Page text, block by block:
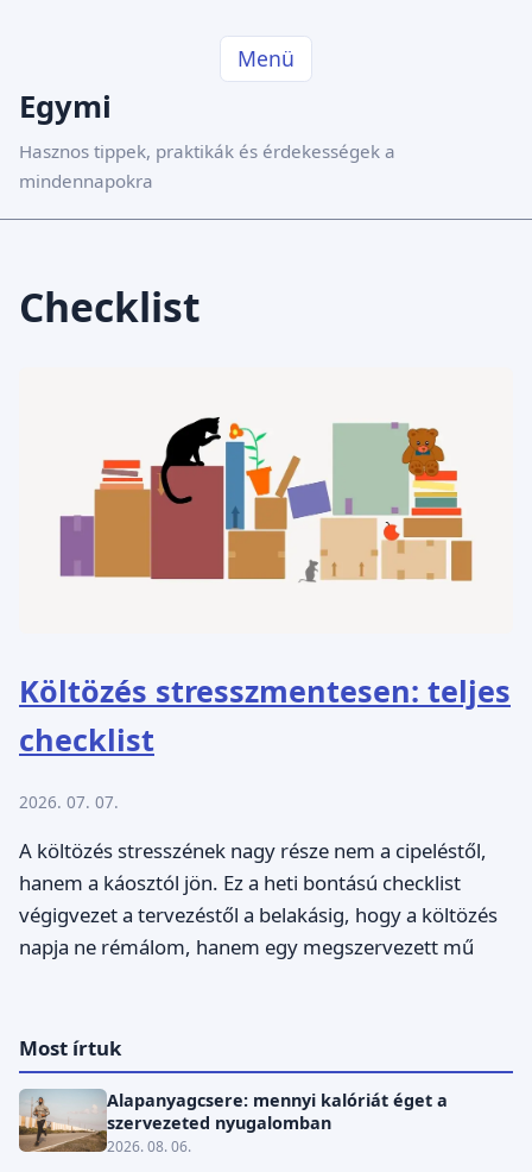
Menü
Egymi
Hasznos tippek, praktikák és érdekességek a
mindennapokra
Checklist
Költözés stresszmentesen: teljes
checklist
2026. 07. 07.
A költözés stresszének nagy része nem a cipeléstől,
hanem a káosztól jön. Ez a heti bontású checklist
végigvezet a tervezéstől a belakásig, hogy a költözés
napja ne rémálom, hanem egy megszervezett mű
Most írtuk
Alapanyagcsere: mennyi kalóriát éget a
szervezeted nyugalomban
2026. 08. 06.